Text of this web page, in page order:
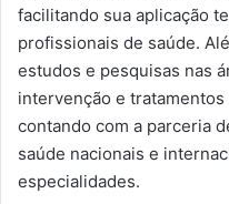
facilitando sua aplicação
profissionais de saúde.
estudos e pesquisas nas
intervenção e
contando com a parceria
saúde nacionais e
especialidades.